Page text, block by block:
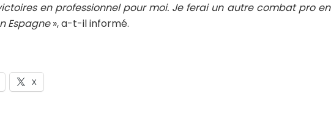
en professionnel pour moi. Je ferai un autre combat pro en
Espagne», a-t-il informé.
X